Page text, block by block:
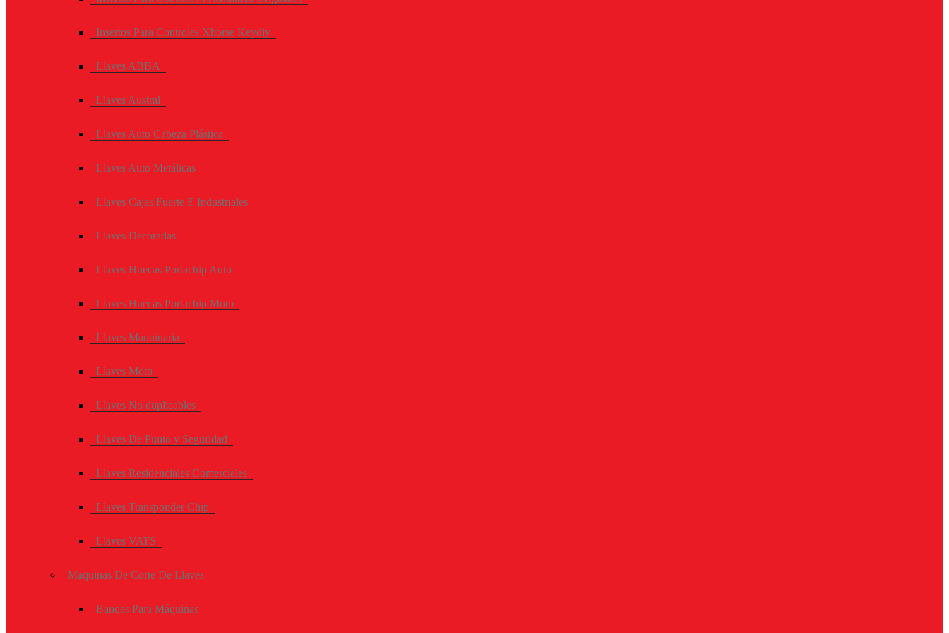
Insertos Para Controles Xhorse Keydiy
Llaves ABBA
Llaves Austral
Llaves Auto Cabeza Plástica
Llaves Auto Metálicas
Llaves Cajas Fuerte E Industriales
Llaves Decoradas
Llaves Huecas Portachip Auto
Llaves Huecas Portachip Moto
Llaves Maquinaria
Llaves Moto
Llaves No duplicables
Llaves De Punto y Seguridad
Llaves Residenciales Comerciales
Llaves Transponder Chip
Llaves VATS
Maquinas De Corte De Llaves
Bandas Para Máquinas